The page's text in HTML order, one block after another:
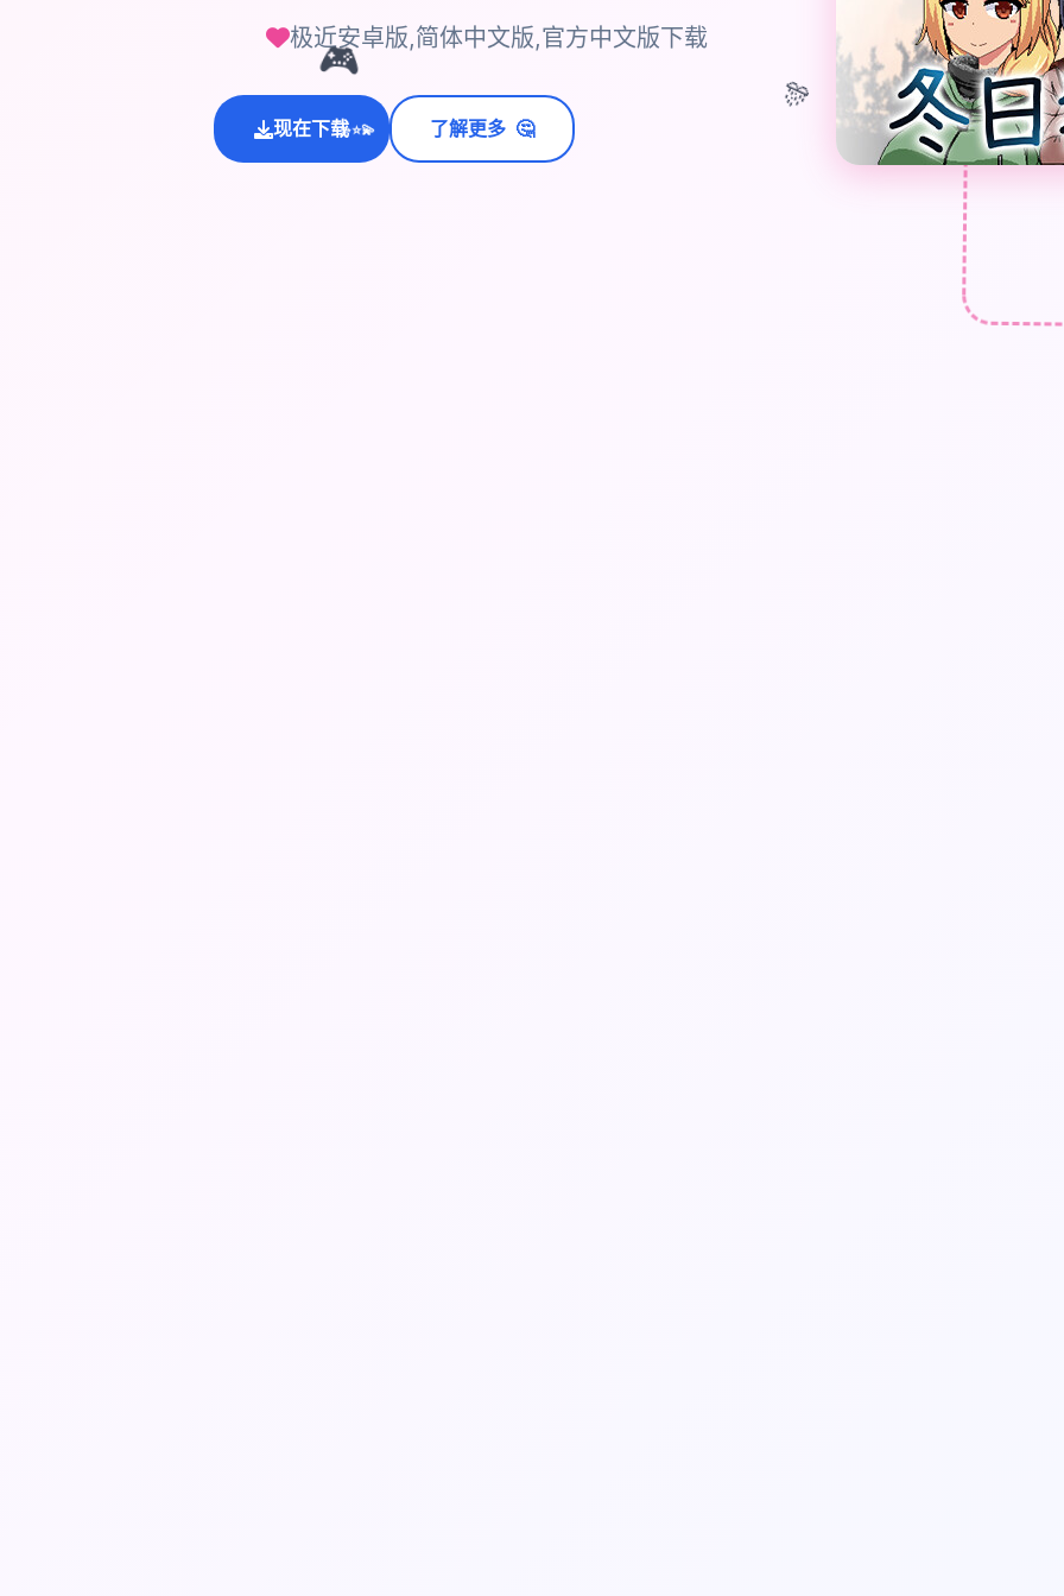
🎮
极近安卓版,简体中文版,官方中文版下载
现在下载
✨⭐💫 了解更多 🤔
🎊